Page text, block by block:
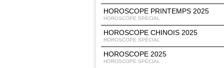
HOROSCOPE PRINTEMPS 2025
HOROSCOPE SPÉCIAL
HOROSCOPE CHINOIS 2025
HOROSCOPE SPÉCIAL
HOROSCOPE 2025
HOROSCOPE SPÉCIAL